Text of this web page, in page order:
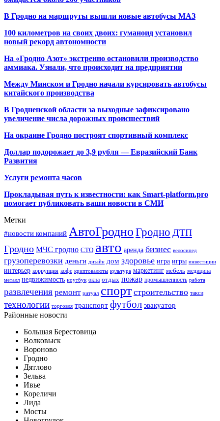
В Гродно на маршруты вышли новые автобусы МАЗ
100 километров на своих двоих: гуманоид установил
новый рекорд автономности
На «Гродно Азот» экстренно остановили производство
аммиака. Узнали, что происходит на предприятии
Между Минском и Гродно начали курсировать автобусы
китайского производства
В Гродненской области за выходные зафиксировано
увеличение числа дорожных происшествий
На окраине Гродно построят спортивный комплекс
Доллар подорожает до 3,9 рубля — Евразийский Банк
Развития
Услуги ремонта часов
Прокладывая путь к известности: как Smart-platform.pro
помогает публиковать ваши новости в СМИ
Метки
#новости компаний АвтоГродноГродно ДТП
Гродно МЧС гродно СТО авто аренда бизнес велосипед
грузоперевозки деньги дизайн дом здоровье игра игры инвестиции
интерьер коррупция кофе криптовалюты культура маркетинг мебель медицина
металл недвижимость ноутбук окна отдых пожар промышленность работа
развлечения ремонт ритуал спорт строительство такси
технологии торговля транспорт футбол эвакуатор
Районные новости
Большая Берестовица
Волковыск
Вороново
Гродно
Дятлово
Зельва
Ивье
Кореличи
Лида
Мосты